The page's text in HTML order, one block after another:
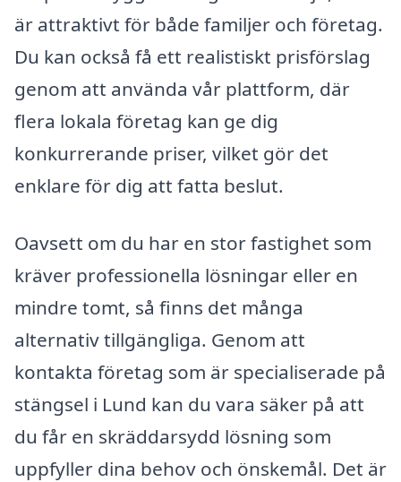
är attraktivt för både familjer och företag.
Du kan också få ett realistiskt prisförslag
genom att använda vår plattform, där
flera lokala företag kan ge dig
konkurrerande priser, vilket gör det
enklare för dig att fatta beslut.
Oavsett om du har en stor fastighet som
kräver professionella lösningar eller en
mindre tomt, så finns det många
alternativ tillgängliga. Genom att
kontakta företag som är specialiserade på
stängsel i Lund kan du vara säker på att
du får en skräddarsydd lösning som
uppfyller dina behov och önskemål. Det är